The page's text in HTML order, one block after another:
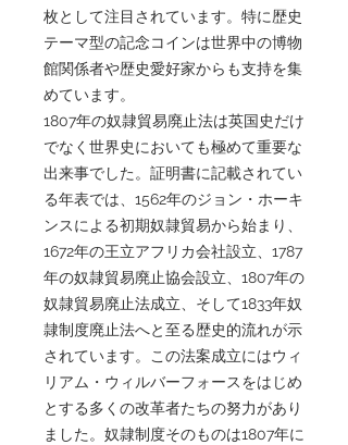
枚として注目されています。特に歴史
テーマ型の記念コインは世界中の博物
館関係者や歴史愛好家からも支持を集
めています。
1807年の奴隷貿易廃止法は英国史だけ
でなく世界史においても極めて重要な
出来事でした。証明書に記載されてい
る年表では、1562年のジョン・ホーキ
ンスによる初期奴隷貿易から始まり、
1672年の王立アフリカ会社設立、1787
年の奴隷貿易廃止協会設立、1807年の
奴隷貿易廃止法成立、そして1833年奴
隷制度廃止法へと至る歴史的流れが示
されています。この法案成立にはウィ
リアム・ウィルバーフォースをはじめ
とする多くの改革者たちの努力があり
ました。奴隷制度そのものは1807年に